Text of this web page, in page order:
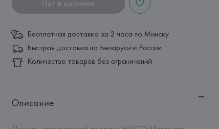
Нет в наличии
Бесплатная доставка за 2 часа по Минску
Быстрая доставка по Беларуси и России
Количество товаров без ограничений
Описание